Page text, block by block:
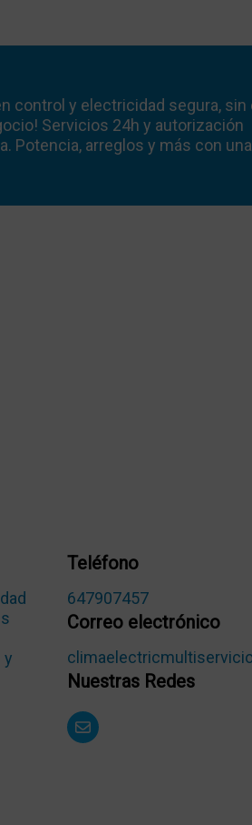
control y electricidad segura,
Servicios 24h y autorización
Potencia, arreglos y más con
y
Teléfono
647907457
Correo electrónico
Nuestras Redes